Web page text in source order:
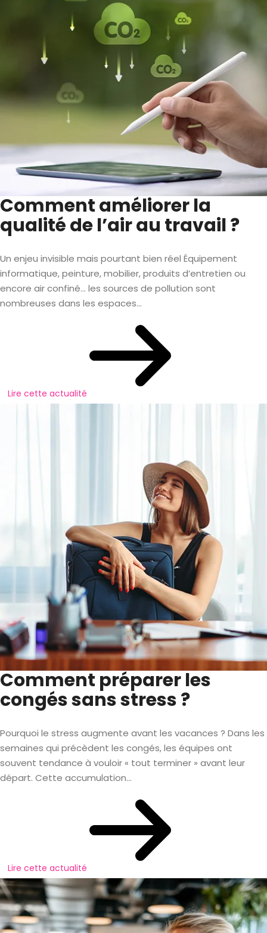
Comment améliorer la
qualité de l’air au travail ?
Un enjeu invisible mais pourtant bien réel Équipement
informatique, peinture, mobilier, produits d’entretien ou
encore air confiné… les sources de pollution sont
nombreuses dans les espaces...
Lire cette actualité
Comment préparer les
congés sans stress ?
Pourquoi le stress augmente avant les vacances ? Dans les
semaines qui précèdent les congés, les équipes ont
souvent tendance à vouloir « tout terminer » avant leur
départ. Cette accumulation...
Lire cette actualité